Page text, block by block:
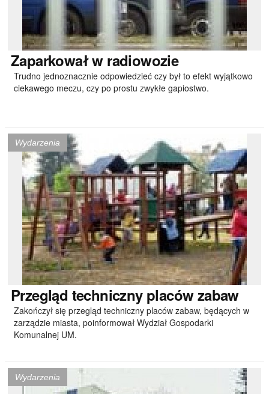
Zaparkowałw radiowozie
Trudno jednoznacznie odpowiedzieć czy był to efekt wyjątkowo
ciekawego meczu, czy po prostu zwykłe gapiostwo.
Wydarzenia
Przegląd techniczny placów zabaw
Zakończył się przegląd techniczny placów zabaw, będących w
zarządzie miasta, poinformował Wydział Gospodarki
Komunalnej UM.
Wydarzenia